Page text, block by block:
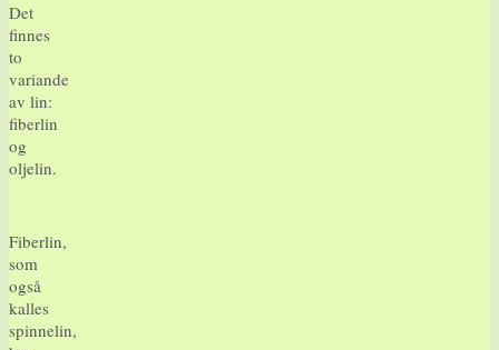
Det
finnes
to
variande
av lin:
fiberlin
og
oljelin.
Fiberlin,
som
også
kalles
spinnelin,